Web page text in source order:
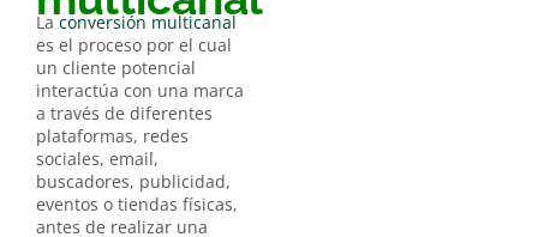
Laconversión multicanal
es el proceso por el cual
un cliente potencial
interactúa con una marca
a través de diferentes
plataformas, redes
sociales, email,
buscadores, publicidad,
eventos o tiendas físicas,
antes de realizar una